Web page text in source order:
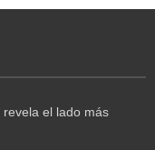
el lado más